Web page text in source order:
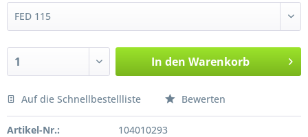
In den Warenkorb
Preis anfragen
Auf die Schnellbestellliste Bewerten
Artikel-Nr.:
104010293